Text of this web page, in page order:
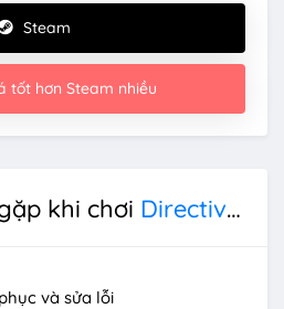
Steam
tốt hơn Steam nhiều
khi chơi Directive 8020
và sửa lỗi